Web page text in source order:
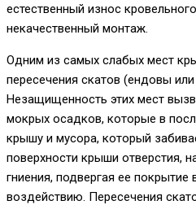
естественный износ
некачественный монтаж.
Одним из самых слабых мест
пересечения скатов (ендовы
Незащищенность этих мест
мокрых осадков, которые в
крышу и мусора, который
поверхности крыши отверстия,
гниения, подвергая ее
воздействию. Пересечения